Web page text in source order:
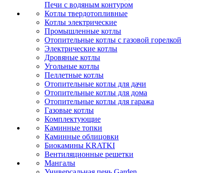
Печи с водяным контуром
Котлы твердотопливные
Котлы электрические
Промышленные котлы
Отопительные котлы с газовой горелкой
Электрические котлы
Дровяные котлы
Угольные котлы
Пеллетные котлы
Отопительные котлы для дачи
Отопительные котлы для дома
Отопительные котлы для гаража
Газовые котлы
Комплектующие
Каминные топки
Каминные облицовки
Биокамины KRATKI
Вентиляционные решетки
Мангалы